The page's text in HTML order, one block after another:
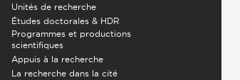
Unités de recherche
Études doctorales & HDR
Programmes et productions
scientifiques
Appuis à la recherche
La recherche dans la cité